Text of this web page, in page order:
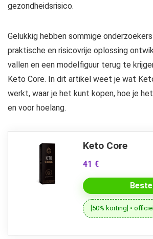
gezondheidsrisico.
Gelukkig hebben sommige
praktische en risicovrije oplossing
vallen en een modelfiguur terug te
Keto Core. In dit artikel weet je wat
werkt, waar je het kunt kopen, hoe je
en voor hoelang.
Keto Core
41 €
[50% korting] •